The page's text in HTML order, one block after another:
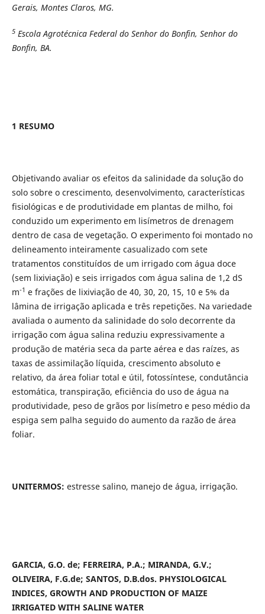
Gerais, Montes Claros, MG.
5Escola Agrotécnica Federal do Senhor do Bonfin, Senhor do
Bonfin, BA.
1 RESUMO
Objetivando avaliar os efeitos da salinidade da solução do
solo sobre o crescimento, desenvolvimento, características
fisiológicas e de produtividade em plantas de milho, foi
conduzido um experimento em lisímetros de drenagem
dentro de casa de vegetação. O experimento foi montado no
delineamento inteiramente casualizado com sete
tratamentos constituídos de um irrigado com água doce
(sem lixiviação) e seis irrigados com água salina de 1,2 dS
m-1 e frações de lixiviação de 40, 30, 20, 15, 10 e 5% da
lâmina de irrigação aplicada e três repetições. Na variedade
avaliada o aumento da salinidade do solo decorrente da
irrigação com água salina reduziu expressivamente a
produção de matéria seca da parte aérea e das raízes, as
taxas de assimilação líquida, crescimento absoluto e
relativo, da área foliar total e útil, fotossíntese, condutância
estomática, transpiração, eficiência do uso de água na
produtividade, peso de grãos por lisímetro e peso médio da
espiga sem palha seguido do aumento da razão de área
foliar.
UNITERMOS: estresse salino, manejo de água, irrigação.
GARCIA, G.O. de; FERREIRA, P.A.; MIRANDA, G.V.;
OLIVEIRA, F.G.de; SANTOS, D.B.dos. PHYSIOLOGICAL
INDICES, GROWTH AND PRODUCTION OF MAIZE
IRRIGATED WITH SALINE WATER